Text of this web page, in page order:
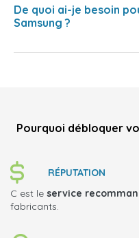
De quoi ai-je besoin
Samsung ?
Pourquoi débloquer
RÉPUTATION
C est le service
fabricants.